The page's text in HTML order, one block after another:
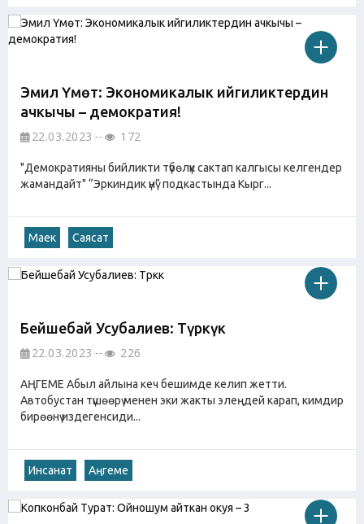
Эмил Үмөт: Экономикалык ийгиликтердин
ачкычы – демократия!
22.03.2023 172
"Демократияны бийликти түбөлүк сактап калгысы келгендер
жамандайт" “Эркиндик үнү” подкастында Кырг...
Маек Саясат
Бейшебай Усубалиев: Түркүк
22.03.2023 226
АҢГЕМЕ Абыл айлына кеч бешимде келип жетти.
Автобустан түшөөрү менен эки жакты элеңдей карап, кимдир
бирөөнү издегенсиди...
Инсанат Аңгеме